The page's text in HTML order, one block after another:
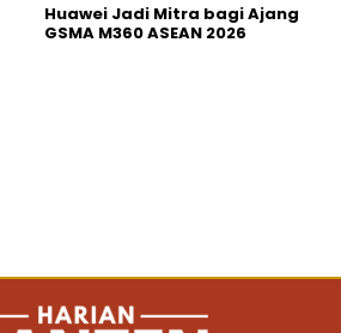
Huawei Jadi Mitra bagi Ajang
GSMA M360 ASEAN 2026